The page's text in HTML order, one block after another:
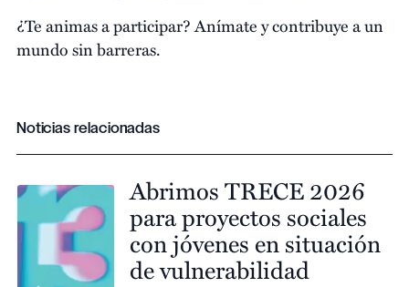
¿Te animas a participar? Anímate y contribuye a un
mundo sin barreras.
Noticias relacionadas
Abrimos TRECE 2026
para proyectos sociales
con jóvenes en situación
de vulnerabilidad